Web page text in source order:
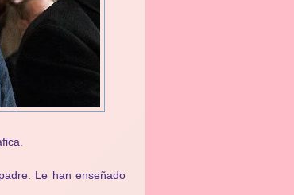
Le han enseñado